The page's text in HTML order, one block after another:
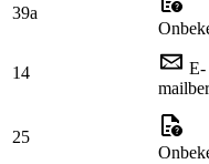
39a
14
E-
25